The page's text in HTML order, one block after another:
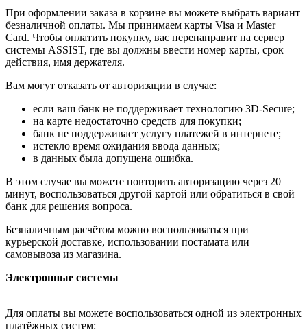
При оформлении заказа в корзине вы можете выбрать вариант
безналичной оплаты. Мы принимаем карты Visa и Master
Card. Чтобы оплатить покупку, вас перенаправит на сервер
системы ASSIST, где вы должны ввести номер карты, срок
действия, имя держателя.
Вам могут отказать от авторизации в случае:
если ваш банк не поддерживает технологию 3D-Secure;
на карте недостаточно средств для покупки;
банк не поддерживает услугу платежей в интернете;
истекло время ожидания ввода данных;
в данных была допущена ошибка.
В этом случае вы можете повторить авторизацию через 20
минут, воспользоваться другой картой или обратиться в свой
банк для решения вопроса.
Безналичным расчётом можно воспользоваться при
курьерской доставке, использовании постамата или
самовывоза из магазина.
Электронные системы
Для оплаты вы можете воспользоваться одной из электронных
платёжных систем: